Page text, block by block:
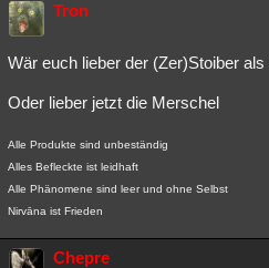
Tron
Wär euch lieber der (Zer)Stoiber
Oder lieber jetzt die Merschel
Alle Produkte sind unbeständig
Alles Befleckte ist leidhaft
Alle Phänomene sind leer und ohne Selbst
Nirvāna ist Frieden
Chepre